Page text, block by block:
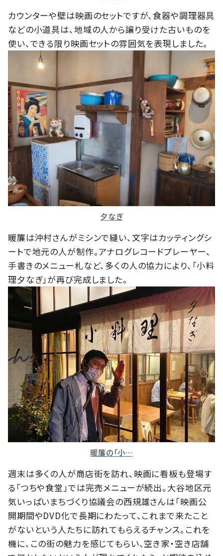
カウンターや壁は映画のセットですが、食器や調理器具
などの小道具は、地域の人から譲り受けた古いものを
使い、できる限り映画セットの雰囲気を表現しました。
夕なぎ
暖簾は沖村さんがミシンで縫い、文字はカッティングシ
ートで地元の人が制作。アナログレコードプレーヤー、
手書きのメニュー札など、多くの人の協力により、「小料
理夕なぎ」が再び完成しました。
暖簾の「小…
週末は多くの人が商店街を訪れ、映画に看板も登場す
る「つちや食堂」では完売メニューが続出。大谷地区元
気いっぱいまちづくり協議会の西規雄さんは「映画公
開期間やDVD化で長期にわたって、これまで来たこと
がないという人たちに訪れてもらえるチャンス。これを
機に、この街の魅力を感じてもらい、空き家・空き店舗